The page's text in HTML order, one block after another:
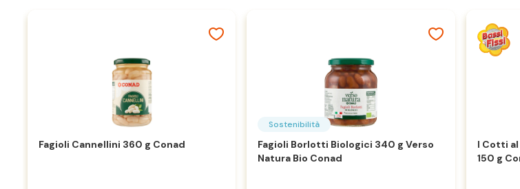
Fagioli Cannellini 360 g Conad
Sostenibilità
Fagioli Borlotti Biologici 340 g Verso
Natura Bio Conad
I Cotti
150 g